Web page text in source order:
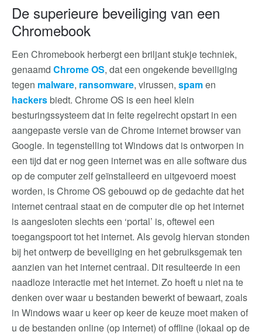
De superieure beveiliging van een
Chromebook
Een Chromebook herbergt een briljant stukje techniek,
genaamd Chrome OS, dat een ongekende beveiliging
tegen malware, ransomware, virussen, spamen
hackersbiedt. Chrome OS is een heel klein
besturingssysteem dat in feite regelrecht opstart in een
aangepaste versie van de Chrome internet browser van
Google. In tegenstelling tot Windows dat is ontworpen in
een tijd dat er nog geen internet was en alle software dus
op de computer zelf geïnstalleerd en uitgevoerd moest
worden, is Chrome OS gebouwd op de gedachte dat het
internet centraal staat en de computer die op het internet
is aangesloten slechts een ‘portal’ is, oftewel een
toegangspoort tot het internet. Als gevolg hiervan stonden
bij het ontwerp de beveiliging en het gebruiksgemak ten
aanzien van het internet centraal. Dit resulteerde in een
naadloze interactie met het internet. Zo hoeft u niet na te
denken over waar u bestanden bewerkt of bewaart, zoals
in Windows waar u keer op keer de keuze moet maken of
u de bestanden online (op internet) of offline (lokaal op de